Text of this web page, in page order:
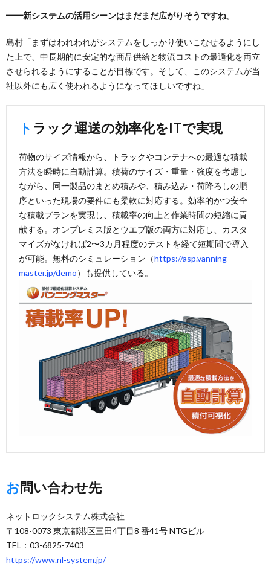
━━新システムの活用シーンはまだまだ広がりそうですね。
島村「まずはわれわれがシステムをしっかり使いこなせるようにし
た上で、中長期的に安定的な商品供給と物流コストの最適化を両立
させられるようにすることが目標です。そして、このシステムが当
社以外にも広く使われるようになってほしいですね」
トラック運送の効率化をITで実現
荷物のサイズ情報から、トラックやコンテナへの最適な積載
方法を瞬時に自動計算。積荷のサイズ・重量・強度を考慮し
ながら、同一製品のまとめ積みや、積み込み・荷降ろしの順
序といった現場の要件にも柔軟に対応する。効率的かつ安全
な積載プランを実現し、積載率の向上と作業時間の短縮に貢
献する。オンプレミス版とウエブ版の両方に対応し、カスタ
マイズがなければ2〜3カ月程度のテストを経て短期間で導入
が可能。無料のシミュレーション（https://asp.vanning-
master.jp/demo）も提供している。
お問い合わせ先
ネットロックシステム株式会社
〒108-0073 東京都港区三田4丁目8 番41号 NTGビル
TEL：03-6825-7403
https://www.nl-system.jp/